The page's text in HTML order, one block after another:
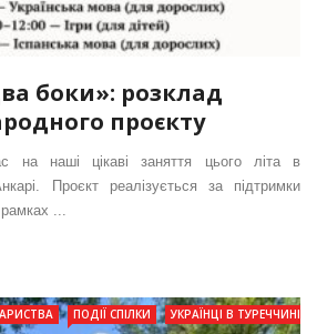
боки»: розклад
проєкту
на наші цікаві заняття цього літа в
Проєкт реалізується за підтримки
...
ПОДІЇ СПІЛКИ УКРАЇНЦІ В ТУРЕЧЧИНІ